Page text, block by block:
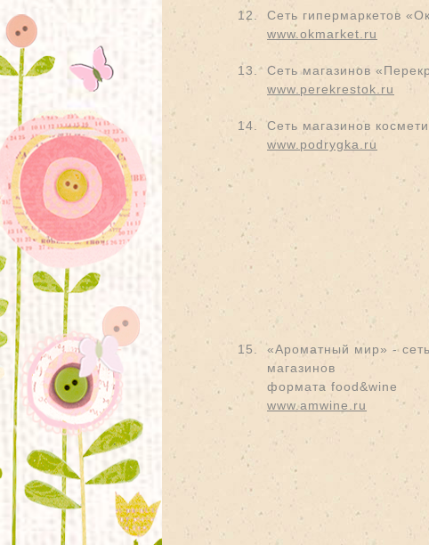
12.
Сеть гипермаркетов
www.okmarket.ru
13.
Сеть магазинов
www.perekrestok.ru
14.
Сеть магазинов
www.podrygka.ru
15.
«Ароматный мир» -
магазинов
формата food&wine
www.amwine.ru